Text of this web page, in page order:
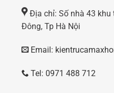
Địa chỉ: Số nhà 43 khu
Đông, Tp Hà Nội
Email:
Tel: 0971 488 712